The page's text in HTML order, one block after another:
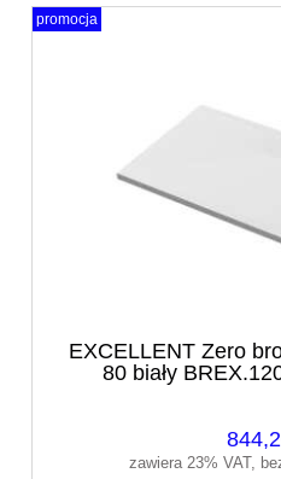
EXCELLENT Zero
80 biały
zawiera 23% VAT,
promocja